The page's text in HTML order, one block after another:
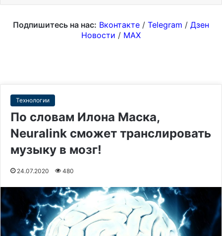
Подпишитесь на нас: Вконтакте / Telegram / Дзен
Новости / MAX